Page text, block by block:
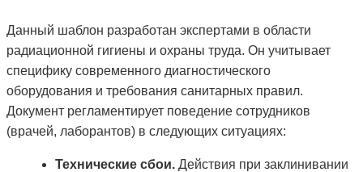
Данный шаблон разработан экспертами в области
радиационной гигиены и охраны труда. Он учитывает
специфику современного диагностического
оборудования и требования санитарных правил.
Документ регламентирует поведение сотрудников
(врачей, лаборантов) в следующих ситуациях:
Технические сбои. Действия при заклинивании